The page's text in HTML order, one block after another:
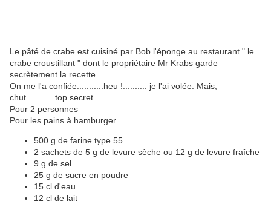
Le pâté de crabe est cuisiné par Bob l'éponge au restaurant " le
crabe croustillant " dont le propriétaire Mr Krabs garde
secrètement la recette.
On me l'a confiée...........heu !.......... je l'ai volée. Mais,
chut............top secret.
Pour 2 personnes
Pour les pains à hamburger
500 g de farine type 55
2 sachets de 5 g de levure sèche ou 12 g de levure fraîche
9 g de sel
25 g de sucre en poudre
15 cl d'eau
12 cl de lait